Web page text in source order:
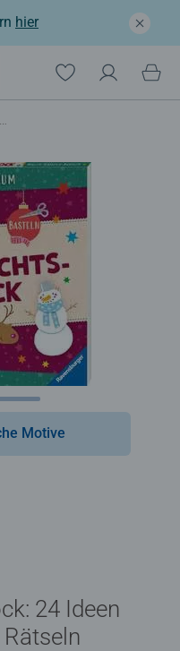
hier
Motive
24 Ideen